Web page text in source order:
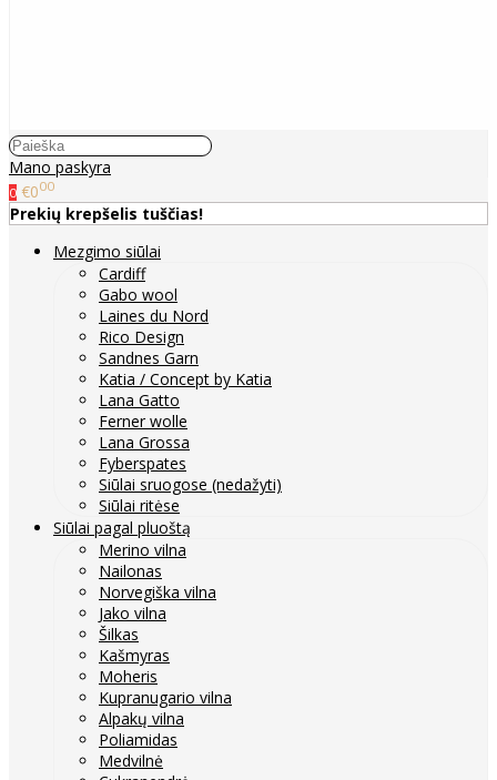
Mano paskyra
0 €000
Prekių krepšelis tuščias!
Mezgimo siūlai
Cardiff
Gabo wool
Laines du Nord
Rico Design
Sandnes Garn
Katia / Concept by Katia
Lana Gatto
Ferner wolle
Lana Grossa
Fyberspates
Siūlai sruogose (nedažyti)
Siūlai ritėse
Siūlai pagal pluoštą
Merino vilna
Nailonas
Norvegiška vilna
Jako vilna
Šilkas
Kašmyras
Moheris
Kupranugario vilna
Alpakų vilna
Poliamidas
Medvilnė